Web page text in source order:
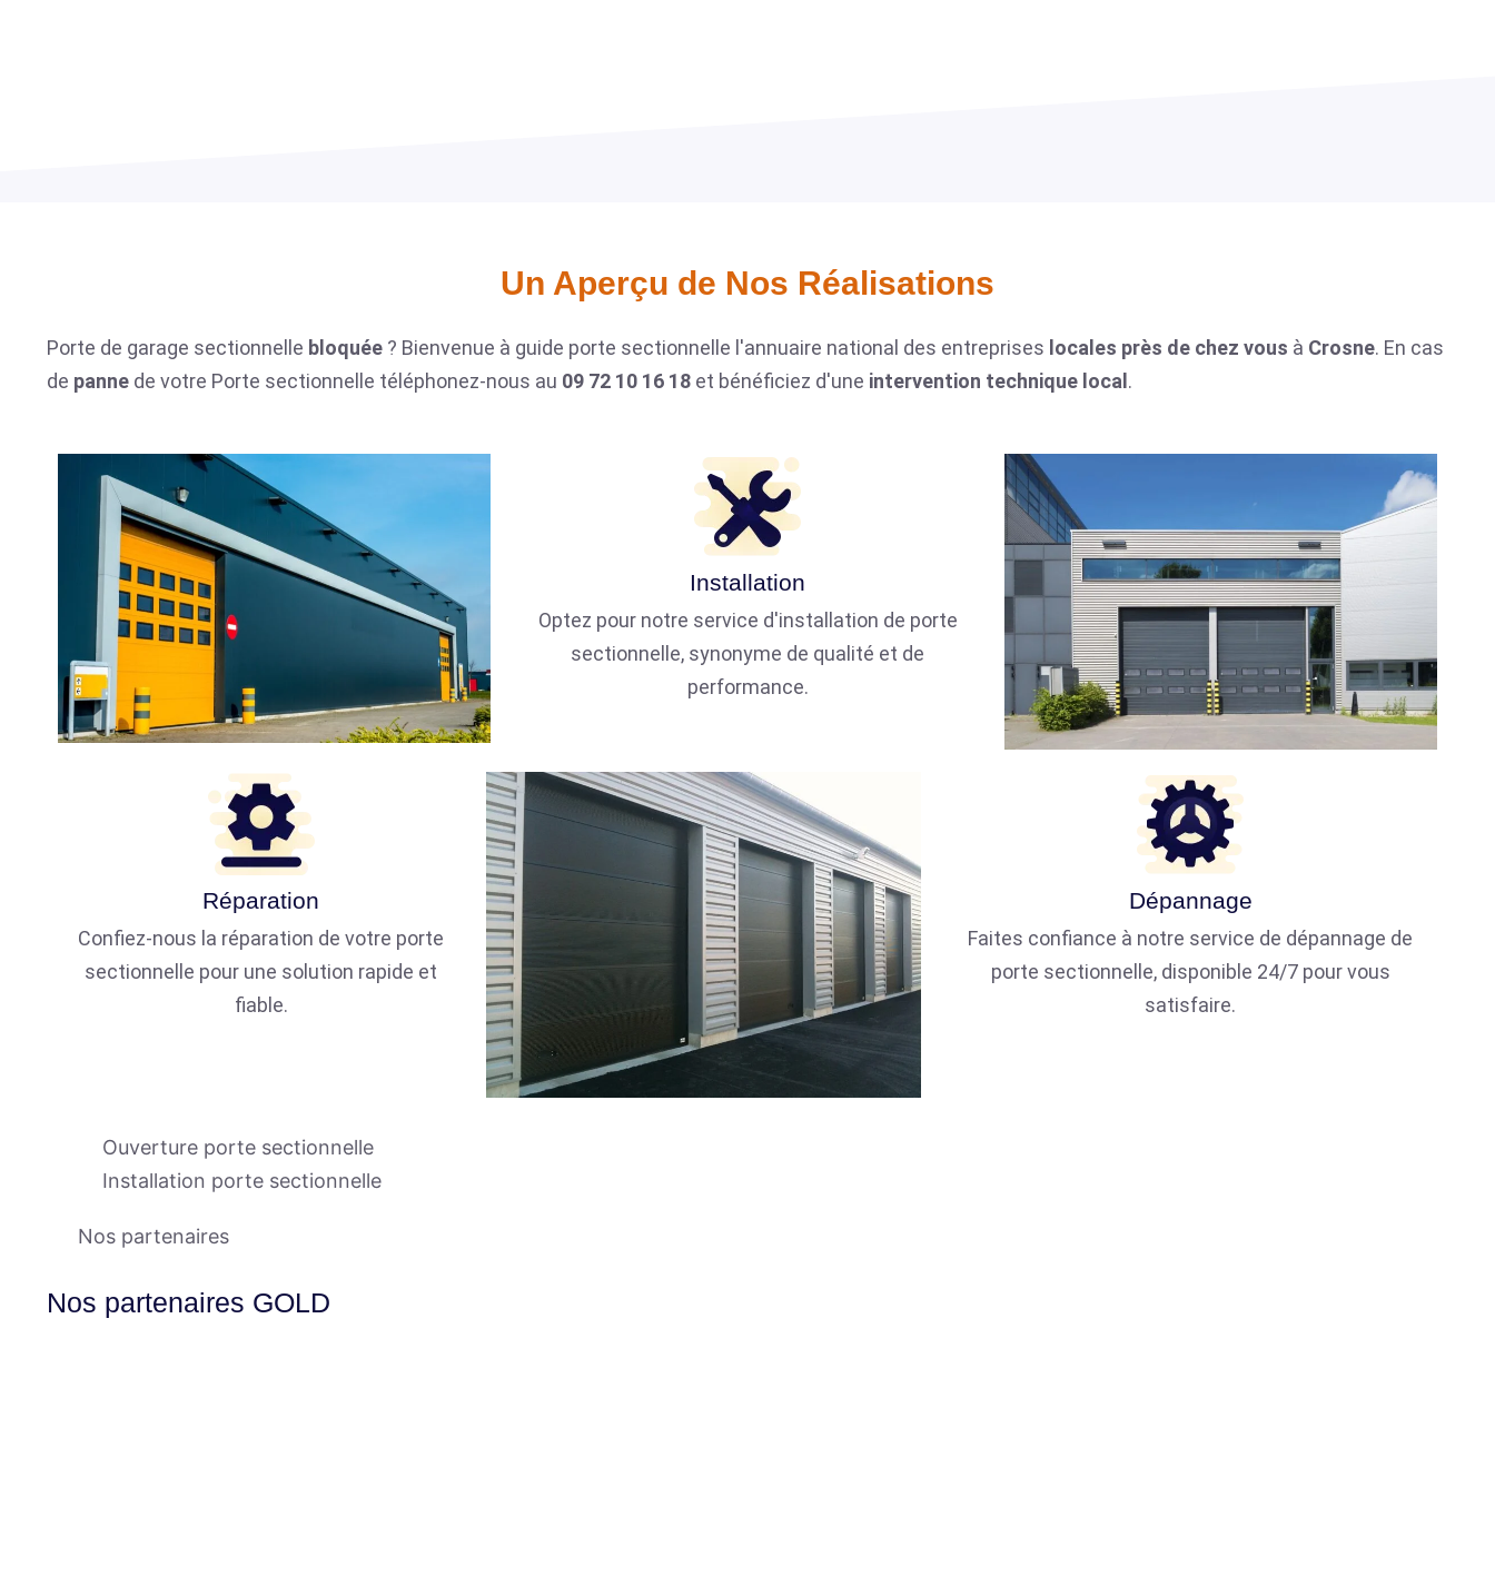
Un Aperçu de Nos Réalisations​
Porte de garage sectionnelle bloquée ? Bienvenue à guide porte sectionnelle l'annuaire national des entreprises locales près de chez vous à Crosne. En cas
de panne de votre Porte sectionnelle téléphonez-nous au 09 72 10 16 18 et bénéficiez d'une intervention technique local .
Installation
Optez pour notre service d'installation de porte
sectionnelle, synonyme de qualité et de
performance.
Réparation
Confiez-nous la réparation de votre porte
sectionnelle pour une solution rapide et
fiable.
Dépannage
Faites confiance à notre service de dépannage de
porte sectionnelle, disponible 24/7 pour vous
satisfaire.
Ouverture porte sectionnelle
Installation porte sectionnelle
Nos partenaires
Nos partenaires GOLD